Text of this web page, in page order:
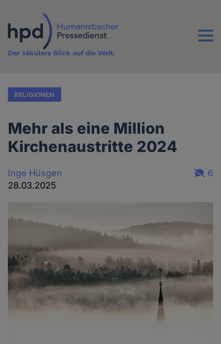
Inhalt
Menu
Der säkulare Blick auf die Welt.
RELIGIONEN
Mehr als eine Million
Kirchenaustritte 2024
Inge Hüsgen
28.03.2025
6